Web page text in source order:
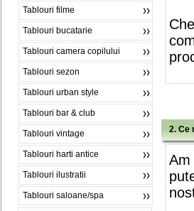
Tablouri filme
Tablouri bucatarie
Tablouri camera copilului
Tablouri sezon
Tablouri urban style
Tablouri bar & club
Tablouri vintage
Tablouri harti antice
Tablouri ilustratii
Tablouri saloane/spa
2. Ce
Am